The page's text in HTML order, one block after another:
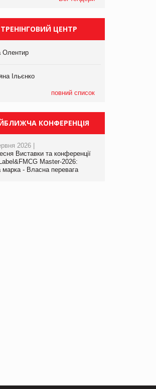
на
ТРЕНІНГОВИЙ ЦЕНТР
Олентир
Ільєнко
повний список
КОНФЕРЕНЦІЯ
2026 |
Виставки та конференції
Master-2026:
марка - Власна перевага